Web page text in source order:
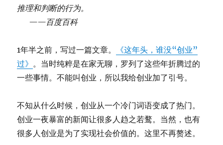
推理和判断的行为。
——百度百科
1年半之前，写过一篇文章。
《这年头，谁没“创业”
过》 。当时纯粹是在家无聊，罗列了这些年折腾过的
一些事情。不能叫创业，所以我给创业加了引号。
不知从什么时候，创业从一个冷门词语变成了热门。
创业一夜暴富的新闻让很多人趋之若鹜。当然，也有
很多人创业是为了实现社会价值的。这里不再赘述。